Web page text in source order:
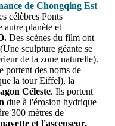
de Chongqing Est
célèbres Ponts
autre planète et
Des scènes du film ont
(Une sculpture géante se
de la zone naturelle).
portent des noms de
la tour Eiffel), la
Céleste. Ils portent
due à l'érosion hydrique
300 mètres de
et l'ascenseur,